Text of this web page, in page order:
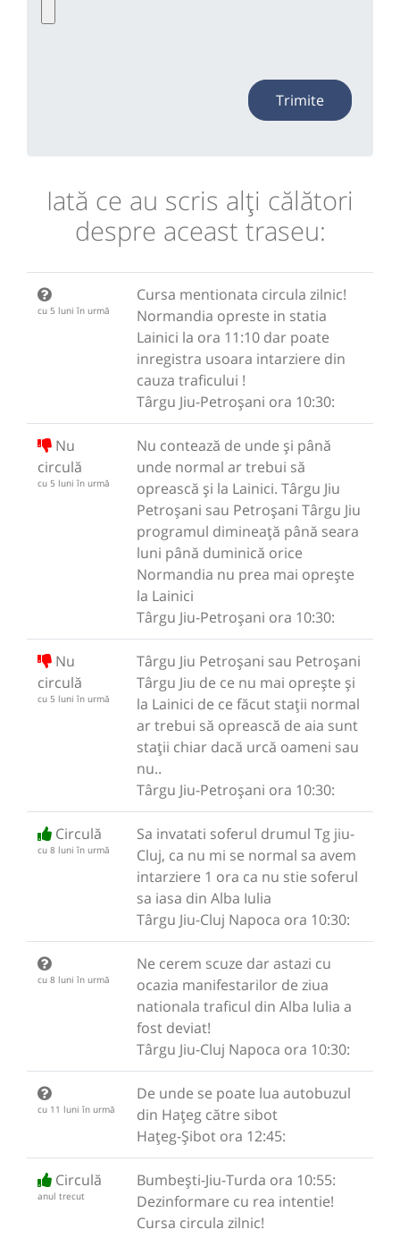
Trimite
Iată ce au scris alţi călători
despre aceast traseu:
cu 5 luni în urmă
Cursa mentionata circula zilnic!
Normandia opreste in statia
Lainici la ora 11:10 dar poate
inregistra usoara intarziere din
cauza traficului !
Târgu Jiu-Petroșani ora 10:30:
Nu
circulă
cu 5 luni în urmă
Nu contează de unde și până
unde normal ar trebui să
oprească și la Lainici. Târgu Jiu
Petroșani sau Petroșani Târgu Jiu
programul dimineață până seara
luni până duminică orice
Normandia nu prea mai oprește
la Lainici
Târgu Jiu-Petroșani ora 10:30:
Nu
circulă
cu 5 luni în urmă
Târgu Jiu Petroșani sau Petroșani
Târgu Jiu de ce nu mai oprește și
la Lainici de ce făcut stații normal
ar trebui să oprească de aia sunt
stații chiar dacă urcă oameni sau
nu..
Târgu Jiu-Petroșani ora 10:30:
Circulă
cu 8 luni în urmă
Sa invatati soferul drumul Tg jiu-
Cluj, ca nu mi se normal sa avem
intarziere 1 ora ca nu stie soferul
sa iasa din Alba Iulia
Târgu Jiu-Cluj Napoca ora 10:30:
cu 8 luni în urmă
Ne cerem scuze dar astazi cu
ocazia manifestarilor de ziua
nationala traficul din Alba Iulia a
fost deviat!
Târgu Jiu-Cluj Napoca ora 10:30:
cu 11 luni în urmă
De unde se poate lua autobuzul
din Hațeg către sibot
Hațeg-Șibot ora 12:45:
Circulă
anul trecut
Bumbești-Jiu-Turda ora 10:55:
Dezinformare cu rea intentie!
Cursa circula zilnic!